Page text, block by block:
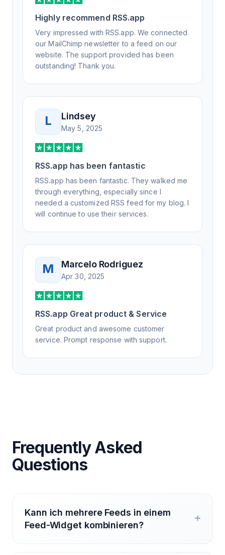
that my users understand and find value in.
Honestly, it has been an exceptional
experience, and I will be pushing everyone I
know to RSS.app for their RSS needs.
Highly recommend RSS.app
Very impressed with RSS.app. We connected
our MailChimp newsletter to a feed on our
website. The support provided has been
outstanding! Thank you.
L Lindsey
May 5, 2025
RSS.app has been fantastic
RSS.app has been fantastic. They walked me
through everything, especially since I
needed a customized RSS feed for my blog. I
will continue to use their services.
M Marcelo Rodriguez
Apr 30, 2025
RSS.app Great product & Service
Great product and awesome customer
service. Prompt response with support.
Frequently Asked
Questions
Kann ich mehrere Feeds in einem
Feed-Widget kombinieren?